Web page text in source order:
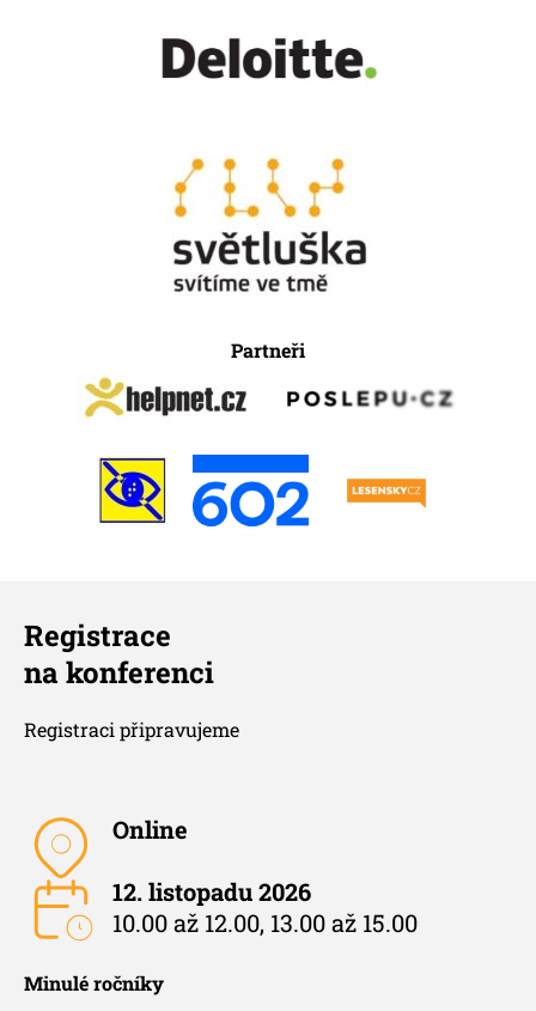
Partneři
Registrace
na konferenci
Registraci připravujeme
Online
12. listopadu 2026
10.00 až 12.00, 13.00 až 15.00
Minulé ročníky